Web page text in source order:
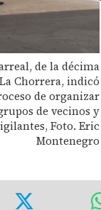
de la décima
Chorrera, indicó
de organizar
de vecinos y
Foto. Eric
Montenegro